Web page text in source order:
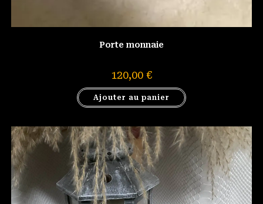
Porte monnaie
120,00 €
Ajouter au panier